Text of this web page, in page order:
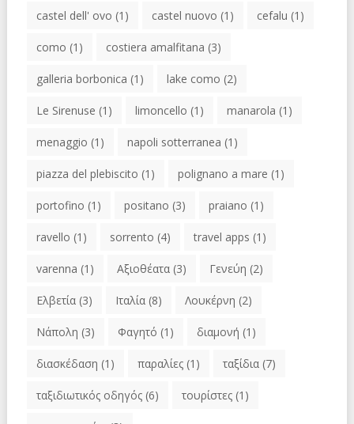
castel dell' ovo (1) castel nuovo (1) cefalu (1)
como (1) costiera amalfitana (3)
galleria borbonica (1) lake como (2)
Le Sirenuse (1) limoncello (1) manarola (1)
menaggio (1) napoli sotterranea (1)
piazza del plebiscito (1) polignano a mare (1)
portofino (1) positano (3) praiano (1)
ravello (1) sorrento (4) travel apps (1)
varenna (1) Αξιοθέατα(3) Γενεύη (2)
Ελβετία(3) Ιταλία(8) Λουκέρνη (2)
Νάπολη (3) Φαγητό (1) διαμονή (1)
διασκέδαση (1) παραλίες(1) ταξίδια(7)
ταξιδιωτικός οδηγός(6) τουρίστες(1)